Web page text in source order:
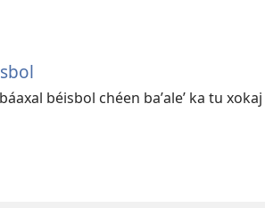
béisbol chéen baʼaleʼ ka tu xokaj